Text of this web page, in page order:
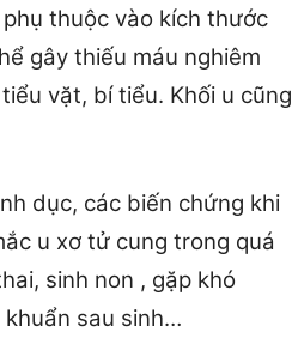
thuộc vào kích thước
gây thiếu máu nghiêm
vặt, bí tiểu. Khối u cũng
dục, các biến chứng khi
u xơ tử cung trong quá
sinh non , gặp khó
sau sinh…